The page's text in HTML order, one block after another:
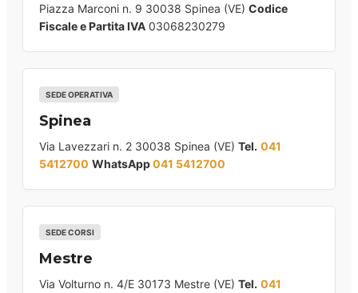
Piazza Marconi n. 9 30038 Spinea (VE) Codice
Fiscale e Partita IVA 03068230279
SEDE OPERATIVA
Spinea
Via Lavezzari n. 2 30038 Spinea (VE) Tel. 041
5412700 WhatsApp041 5412700
SEDE CORSI
Mestre
Via Volturno n. 4/E 30173 Mestre (VE) Tel. 041